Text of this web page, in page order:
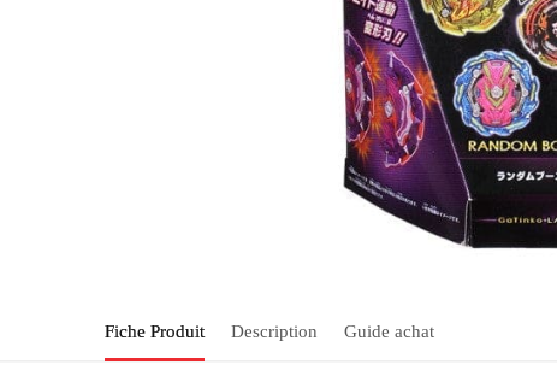
Fiche Produit Description Guide achat